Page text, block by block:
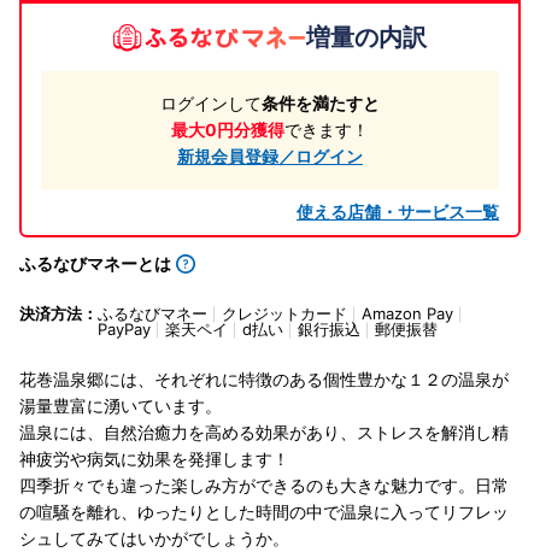
増量の内訳
ログインして条件を満たすと
最大0円分獲得できます！
新規会員登録／ログイン
使える店舗・サービス一覧
ふるなびマネーとは
決済方法： ふるなびマネー クレジットカード
Amazon Pay
PayPay
楽天ペイ d払い 銀行振込 郵便振替
花巻温泉郷には、それぞれに特徴のある個性豊かな１２の温泉が
湯量豊富に湧いています。
温泉には、自然治癒力を高める効果があり、ストレスを解消し精
神疲労や病気に効果を発揮します！
四季折々でも違った楽しみ方ができるのも大きな魅力です。日常
の喧騒を離れ、ゆったりとした時間の中で温泉に入ってリフレッ
シュしてみてはいかがでしょうか。